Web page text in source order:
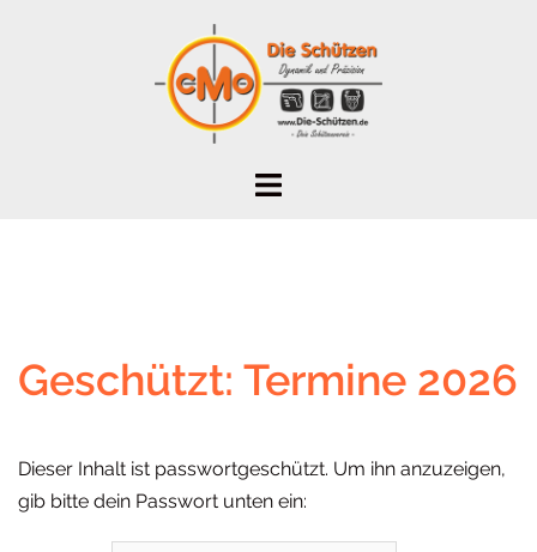
Geschützt: Termine 2026
Dieser Inhalt ist passwortgeschützt. Um ihn anzuzeigen,
gib bitte dein Passwort unten ein: